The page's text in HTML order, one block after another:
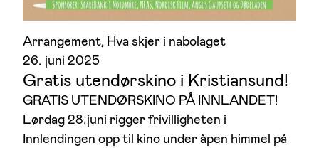
Arrangement, Hva skjer i nabolaget
26. juni 2025
Gratis utendørskino i Kristiansund!
GRATIS UTENDØRSKINO PÅ INNLANDET!
Lørdag 28.juni rigger frivilligheten i
Innlendingen opp til kino under åpen himmel på